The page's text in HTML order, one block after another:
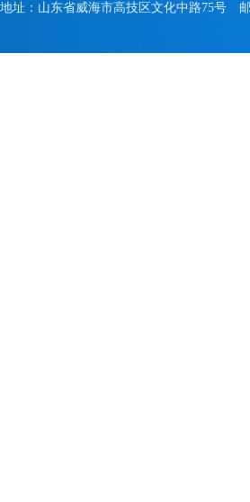
地址：山东省威海市高技区文化中路75号